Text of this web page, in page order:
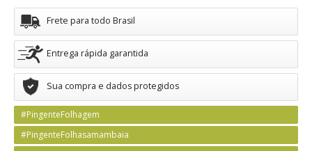
Frete para todo Brasil
Entrega rápida garantida
Sua compra e dados protegidos
#PingenteFolhagem
#PingenteFolhasamambaia